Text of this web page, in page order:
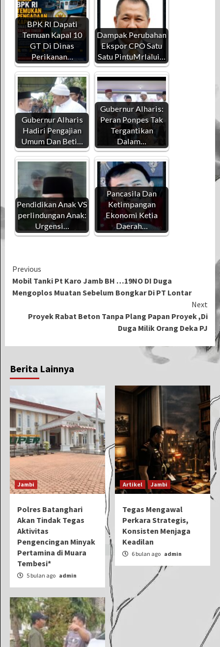
BPK RI Dapati
Temuan Kapal 10
GT Di Dinas
Perikanan…
Dampak Perubahan
Ekspor CPO Satu
Satu PintuMrlalui…
Gubernur Alharis
Hadiri Pengajian
Umum Dan Beti…
Gubernur Alharis:
Peran Ponpes Tak
Tergantikan
Dalam…
Pendidikan Anak VS
perlindungan Anak:
Urgensi…
Pancasila Dan
Ketimpangan
Ekonomi Ketia
Daerah…
Continue
Reading
Previous
Mobil Tanki Pt Karo Jamb BH …19NO DI Duga
Mengoplos Muatan Sebelum Bongkar Di PT Lontar
Next
Proyek Rabat Beton Tanpa Plang Papan Proyek ,Di
Duga Milik Orang Deka PJ
Berita Lainnya
Jambi
Polres Batanghari
Akan Tindak Tegas
Aktivitas
Pengencingan Minyak
Pertamina di Muara
Tembesi*
5 bulan ago admin
Artikel Jambi
Tegas Mengawal
Perkara Strategis,
Konsisten Menjaga
Keadilan
6 bulan ago admin